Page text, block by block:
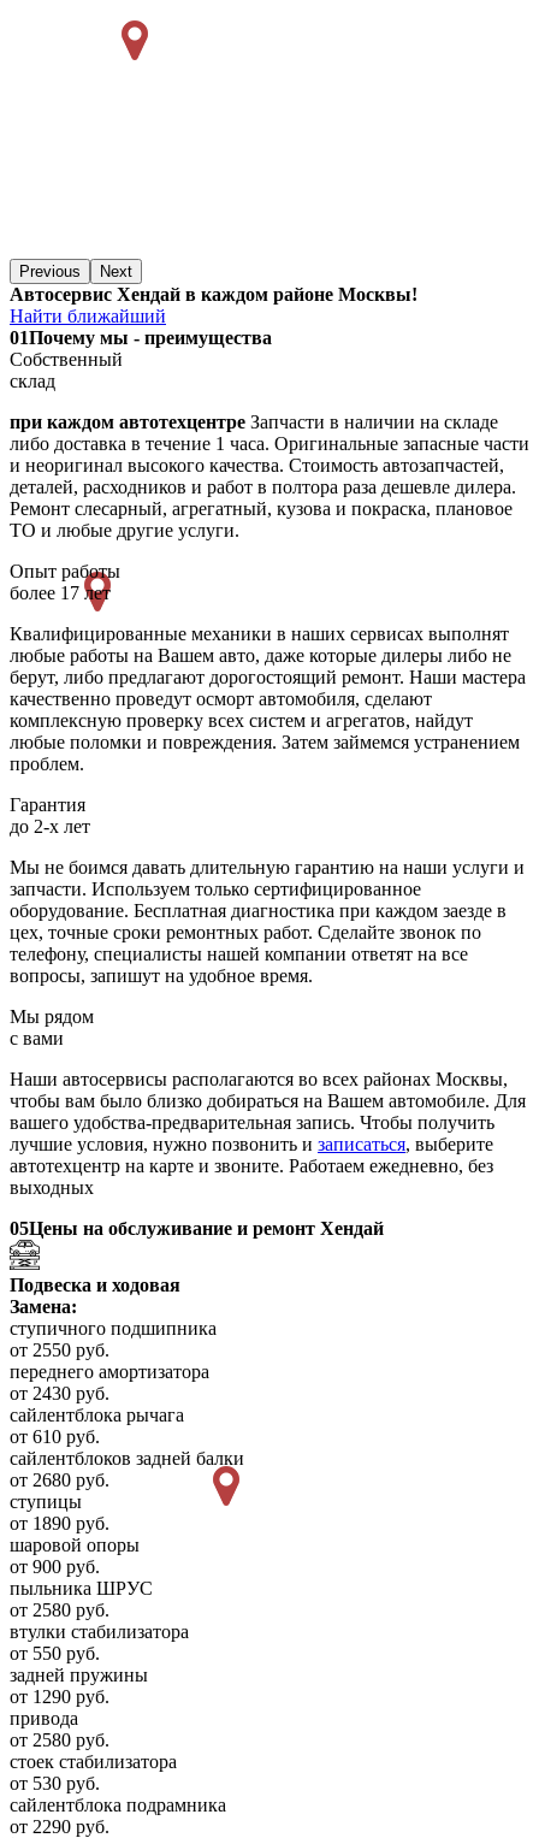
Previous Next
Автосервис Хендай в каждом районе Москвы!
Найти ближайший
01Почему мы - преимущества
Собственный
склад
при каждом автотехцентре Запчасти в наличии на складе
либо доставка в течение 1 часа. Оригинальные запасные части
и неоригинал высокого качества. Стоимость автозапчастей,
деталей, расходников и работ в полтора раза дешевле дилера.
Ремонт слесарный, агрегатный, кузова и покраска, плановое
ТО и любые другие услуги.
Опыт работы
более 17 лет
Квалифицированные механики в наших сервисах выполнят
любые работы на Вашем авто, даже которые дилеры либо не
берут, либо предлагают дорогостоящий ремонт. Наши мастера
качественно проведут осморт автомобиля, сделают
комплексную проверку всех систем и агрегатов, найдут
любые поломки и повреждения. Затем займемся устранением
проблем.
Гарантия
до 2-х лет
Мы не боимся давать длительную гарантию на наши услуги и
запчасти. Используем только сертифицированное
оборудование. Бесплатная диагностика при каждом заезде в
цех, точные сроки ремонтных работ. Сделайте звонок по
телефону, специалисты нашей компании ответят на все
вопросы, запишут на удобное время.
Мы рядом
с вами
Наши автосервисы располагаются во всех районах Москвы,
чтобы вам было близко добираться на Вашем автомобиле. Для
вашего удобства-предварительная запись. Чтобы получить
лучшие условия, нужно позвонить и записаться, выберите
автотехцентр на карте и звоните. Работаем ежедневно, без
выходных
05Цены на обслуживание и ремонт Хендай
Подвеска и ходовая
Замена:
ступичного подшипника
от 2550 руб.
переднего амортизатора
от 2430 руб.
сайлентблока рычага
от 610 руб.
сайлентблоков задней балки
от 2680 руб.
ступицы
от 1890 руб.
шаровой опоры
от 900 руб.
пыльника ШРУС
от 2580 руб.
втулки стабилизатора
от 550 руб.
задней пружины
от 1290 руб.
привода
от 2580 руб.
стоек стабилизатора
от 530 руб.
сайлентблока подрамника
от 2290 руб.